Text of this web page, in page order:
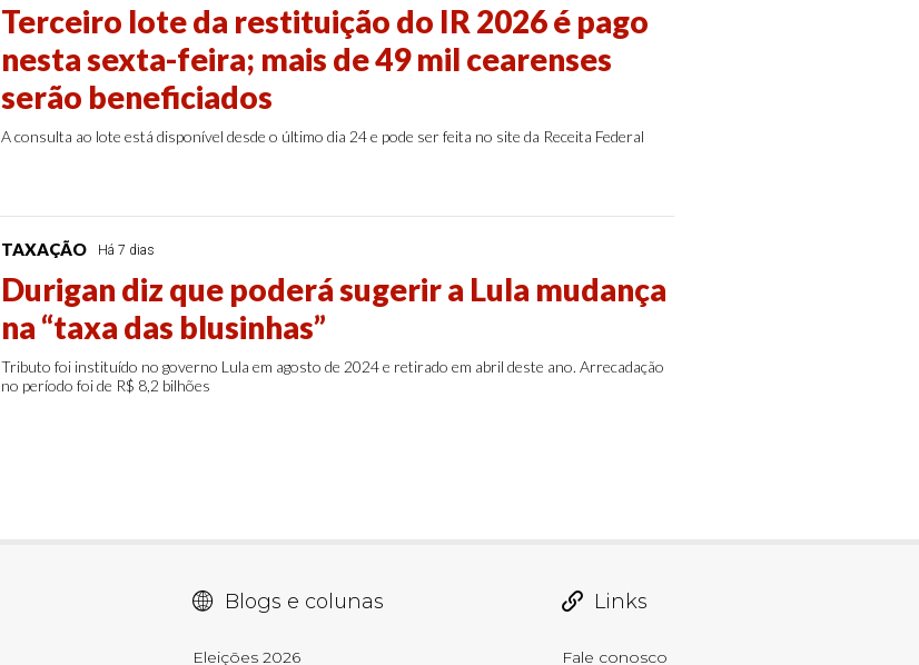
Terceiro lote da restituição do IR 2026 é pago
nesta sexta-feira; mais de 49 mil cearenses
serão beneficiados
A consulta ao lote está disponível desde o último dia 24 e pode ser feita no site da Receita Federal
TAXAÇÃO Há 7 dias
Durigan diz que poderá sugerir a Lula mudança
na “taxa das blusinhas”
Tributo foi instituído no governo Lula em agosto de 2024 e retirado em abril deste ano. Arrecadação
no período foi de R$ 8,2 bilhões
Blogs e colunas
Eleições 2026
Links
Fale conosco